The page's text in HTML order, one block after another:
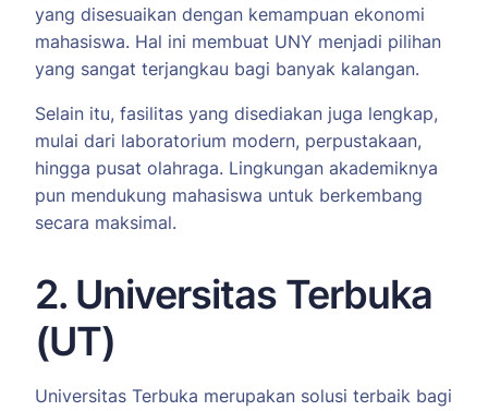
yang disesuaikan dengan kemampuan ekonomi
mahasiswa. Hal ini membuat UNY menjadi pilihan
yang sangat terjangkau bagi banyak kalangan.
Selain itu, fasilitas yang disediakan juga lengkap,
mulai dari laboratorium modern, perpustakaan,
hingga pusat olahraga. Lingkungan akademiknya
pun mendukung mahasiswa untuk berkembang
secara maksimal.
2. Universitas Terbuka
(UT)
Universitas Terbuka merupakan solusi terbaik bagi